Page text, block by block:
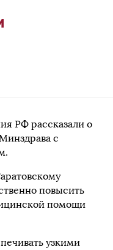
РФ рассказали о
с
повысить
помощи
узкими